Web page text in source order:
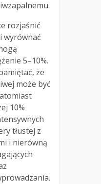
rozjaśnić
wyrównać
5–10%.
że
może być
10%
tłustej z
i nierówną